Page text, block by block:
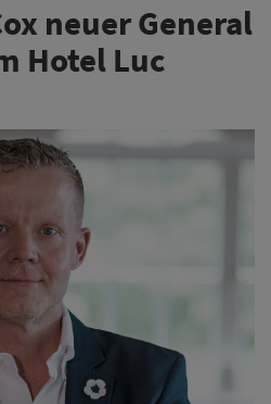
neuer General
Hotel Luc